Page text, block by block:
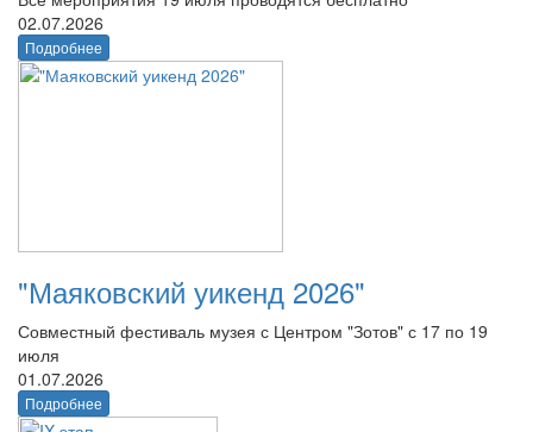
02.07.2026
Подробнее
"Маяковский уикенд 2026"
Совместный фестиваль музея с Центром "Зотов" с 17 по 19
июля
01.07.2026
Подробнее